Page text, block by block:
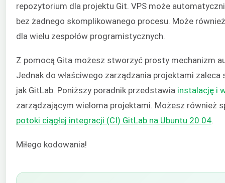
repozytorium dla projektu Git. VPS może
bez żadnego skomplikowanego procesu. Może
dla wielu zespołów programistycznych.
Z pomocą Gita możesz stworzyć prosty mechanizm
Jednak do właściwego zarządzania projektami
jak GitLab. Poniższy poradnik przedstawia instalację i
zarządzającym wieloma projektami. Możesz również
potoki ciągłej integracji (CI) GitLab na Ubuntu 20.04
Miłego kodowania!